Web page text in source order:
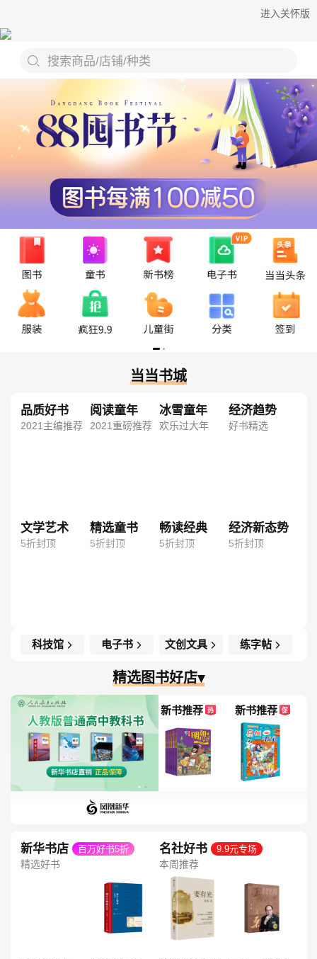
进入关怀版
搜索商品/店铺/种类
当当书城
品质好书
2021主编推荐
阅读童年
2021重磅推荐
冰雪童年
欢乐过大年
经济趋势
好书精选
文学艺术
5折封顶
精选童书
5折封顶
畅读经典
5折封顶
经济新态势
5折封顶
科技馆 电子书 文创文具 练字帖
精选图书好店▾
新书推荐 热 新书推荐 促
新华书店 百万好书5折
精选好书
名社好书 9.9元专场
本周推荐